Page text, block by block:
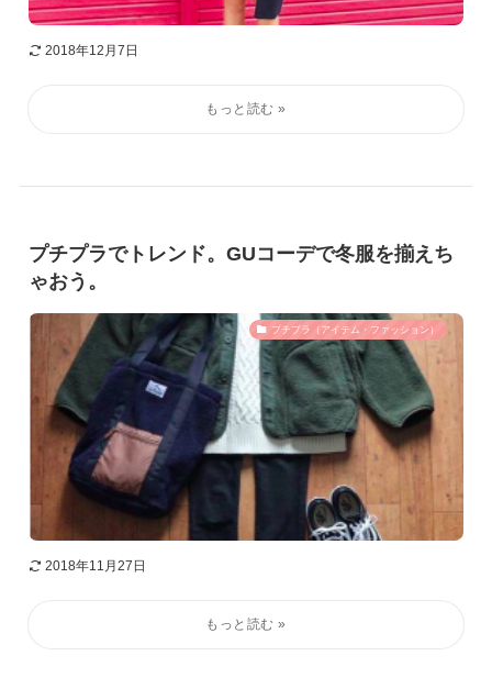
2018年12月7日
プチプラでトレンド。GUコーデで冬服を揃えち
ゃおう。
プチプラ（アイテム・ファッション）
2018年11月27日